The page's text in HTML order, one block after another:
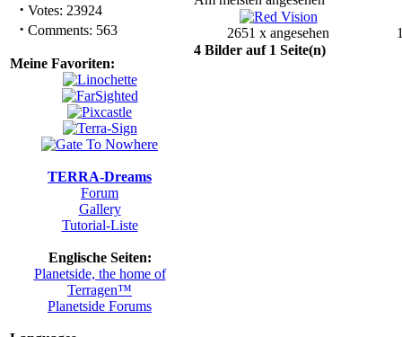
· Votes: 23924
· Comments: 563
Meine Favoriten:
TERRA-Dreams
Forum
Gallery
Tutorial-Liste
Englische Seiten:
Planetside, the home of
Terragen™
Planetside Forums
2651 x angesehen
4 Bilder auf 1 Seite(n)